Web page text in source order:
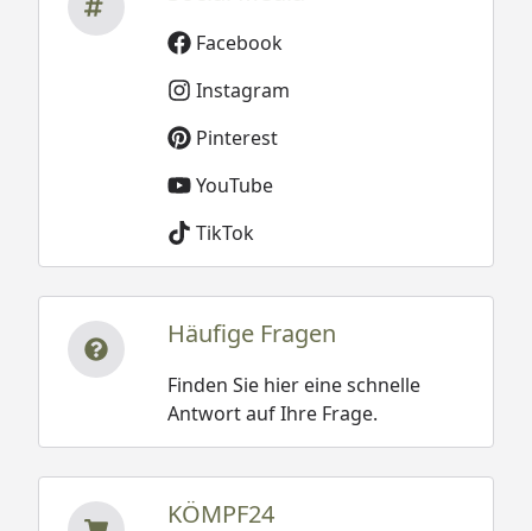
Facebook
Instagram
Pinterest
YouTube
TikTok
Häufige Fragen
Finden Sie hier eine schnelle
Antwort auf Ihre Frage.
KÖMPF24